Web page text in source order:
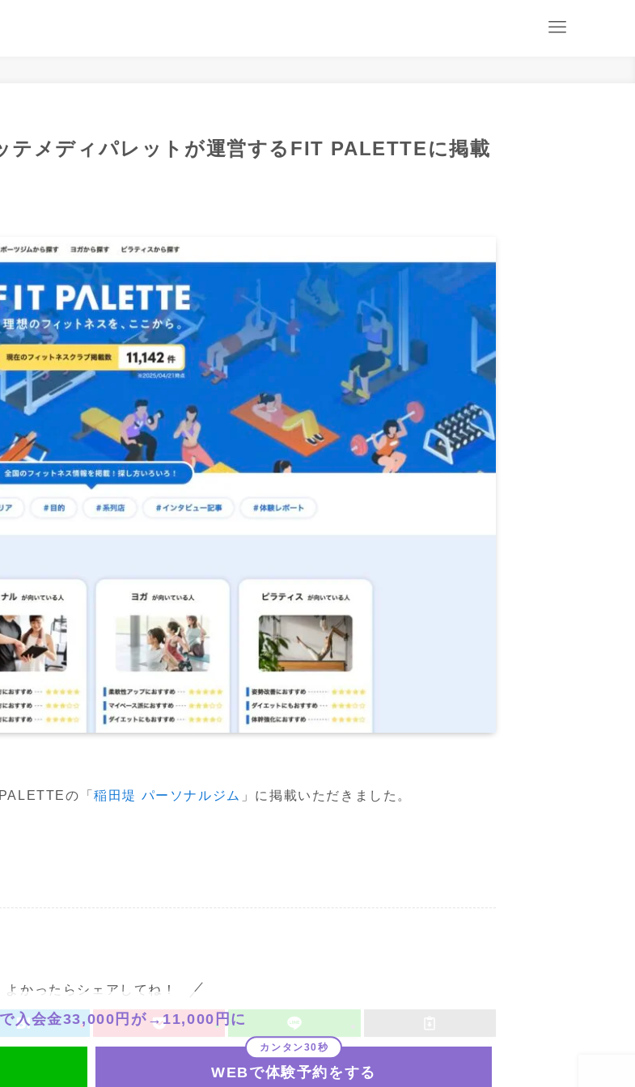
テメディパレットが運営するFIT PALETTEに掲載
の「稲田堤 パーソナルジム 」に掲載いただきました。
よかったらシェアしてね！
入会金33,000円が→11,000円に
WEBで体験予約をする